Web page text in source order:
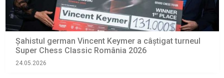
Șahistul german Vincent Keymer a câștigat turneul
Super Chess Classic România 2026
24.05.2026